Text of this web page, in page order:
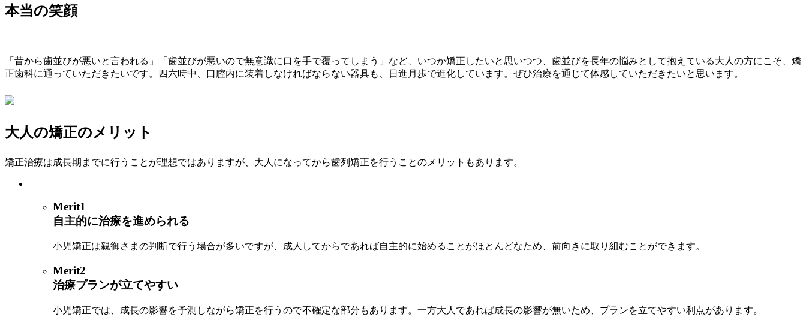
本当の笑顔
「昔から歯並びが悪いと言われる」「歯並びが悪いので無意識に口を手で覆ってしまう」など、いつか矯正したいと思いつつ、歯並びを長年の悩みとして抱えている大人の方にこそ、矯
正歯科に通っていただきたいです。四六時中、口腔内に装着しなければならない器具も、日進月歩で進化しています。ぜひ治療を通じて体感していただきたいと思います。
大人の矯正のメリット
矯正治療は成長期までに行うことが理想ではありますが、大人になってから歯列矯正を行うことのメリットもあります。
Merit1
自主的に治療を進められる
小児矯正は親御さまの判断で行う場合が多いですが、成人してからであれば自主的に始めることがほとんどなため、前向きに取り組むことができます。
Merit2
治療プランが立てやすい
小児矯正では、成長の影響を予測しながら矯正を行うので不確定な部分もあります。一方大人であれば成長の影響が無いため、プランを立てやすい利点があります。